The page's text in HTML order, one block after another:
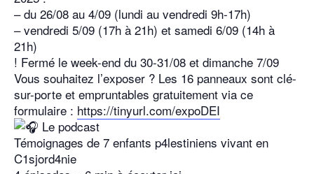
– du 26/08 au 4/09 (lundi au vendredi 9h-17h)
– vendredi 5/09 (17h à 21h) et samedi 6/09 (14h à
21h)
! Fermé le week-end du 30-31/08 et dimanche 7/09
Vous souhaitez l’exposer ? Les 16 panneaux sont clé-
sur-porte et empruntables gratuitement via ce
formulaire : https://tinyurl.com/expoDEI
Le podcast
Témoignages de 7 enfants p4lestiniens vivant en
C1sjord4nie